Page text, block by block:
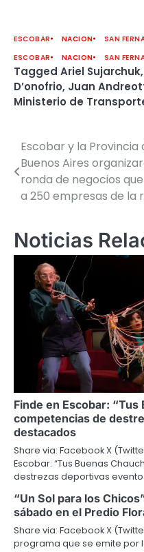
ESCOBAR NACION
SAN
ESCOBAR
NACION SAN
Tagged Ariel Sujarchuk,
D’onofrio, Juan
Ministerio de
Navegación
de
entradas
Escobar y la Provincia
Buenos Aires
ronda de negocios
a 250 empresas de la
Noticias
Finde en Escobar: “Tus
competencias de
destacados
Share via: Facebook X
Escobar: “Tus Buenas
destrezas deportivas
“Un Sol para los
sábado en el Predio
Share via: Facebook X
programa que se emite por